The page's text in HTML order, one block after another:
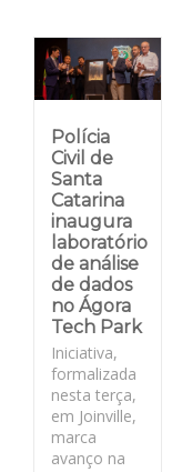
Polícia
Civil de
Santa
Catarina
inaugura
laboratório
de análise
de dados
no Ágora
Tech Park
Iniciativa,
formalizada
nesta terça,
em Joinville,
marca
avanço na